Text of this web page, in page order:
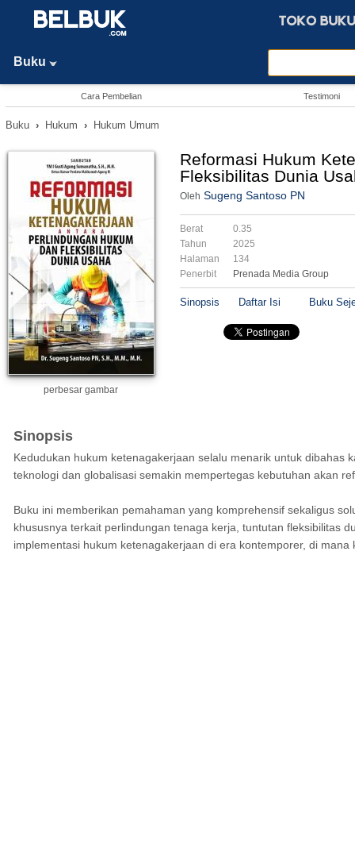
Buku
Cara Pembelian Testimoni
Buku › Hukum › Hukum Umum
perbesar gambar
Reformasi Hukum
Fleksibilitas Dunia
Oleh Sugeng Santoso PN
Berat
0.35
Tahun
2025
Halaman
134
Penerbit
Prenada Media Group
Sinopsis Daftar Isi Buku
Sinopsis
Kedudukan hukum ketenagakerjaan selalu menarik untuk
teknologi dan globalisasi semakin mempertegas kebutuhan akan
Buku ini memberikan pemahaman yang komprehensif sekaligus
khususnya terkait perlindungan tenaga kerja, tuntutan fleksibilitas
implementasi hukum ketenagakerjaan di era kontemporer, di